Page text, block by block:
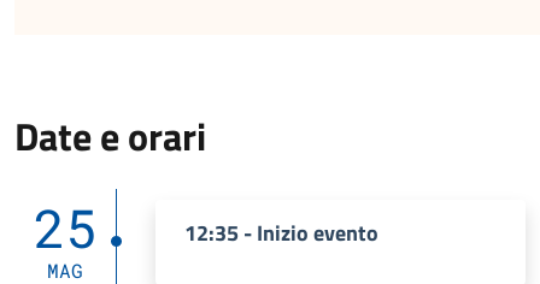
Date e orari
25
MAG
12:35 - Inizio evento